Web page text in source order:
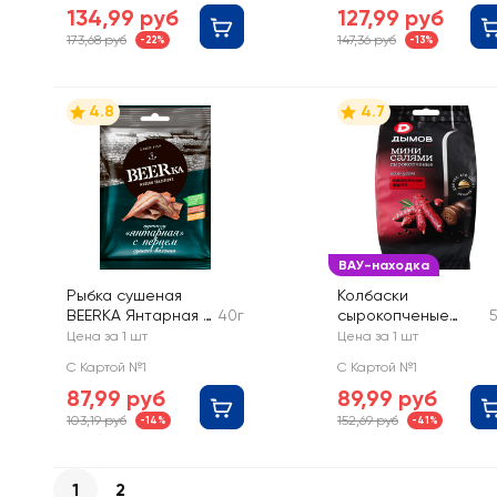
134,99 руб
173,68 руб -22%
127,99 руб
147,36 руб -13%
4.8
Рыбка сушеная
BEERKA Янтарная с
перцем, филе
40г
Цена за 1 шт
С Картой №1
87,99 руб
103,19 руб -14%
ВАУ-находка
4.7
Колбаски
сырокопченые
ДЫМОВ Мини-
Пикантный фуэт
Цена за 1 шт
С Картой №1
89,99 руб
152,69 руб -41%
1
2